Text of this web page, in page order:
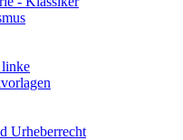
Urheberrecht